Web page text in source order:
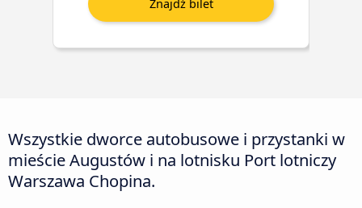
Wszystkie dworce autobusowe i przystanki w
mieście Augustów i na lotnisku Port lotniczy
Warszawa Chopina.